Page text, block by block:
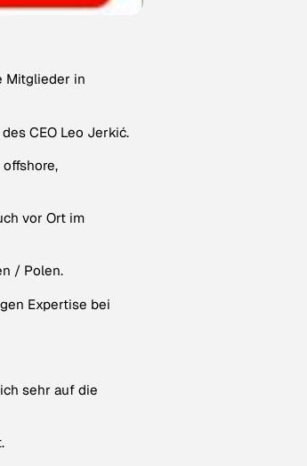
Mitglieder in
CEO Leo Jerkić.
vor Ort im
/ Polen.
Expertise bei
sehr auf die